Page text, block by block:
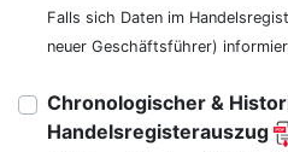
Falls sich Daten im
neuer Geschäftsführer)
Chronologischer &
Handelsregisterauszug